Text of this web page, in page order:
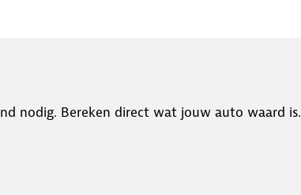
nodig. Bereken direct wat jouw auto waard is.